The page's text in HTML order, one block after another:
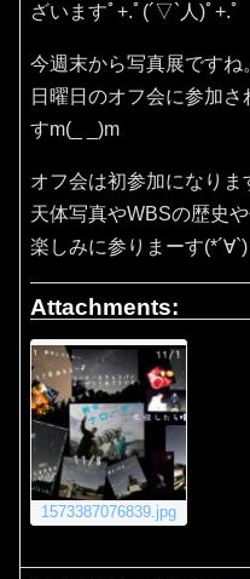
ざいますﾟ+.ﾟ(´▽`人)ﾟ+.ﾟ
今週末から写真展ですね
日曜日のオフ会に参加
すm(_ _)m
オフ会は初参加になりま
天体写真やWBSの歴史
楽しみに参りまーす(*´∀`)
Attachments:
1573387076839.jpg